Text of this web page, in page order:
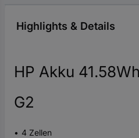
Highlights & Details
HP Akku
G2
4 Zellen